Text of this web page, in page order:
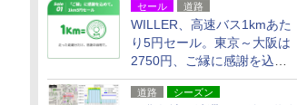
セール 道路
WILLER、高速バス1kmあた
り5円セール。東京～大阪は
2750円、ご縁に感謝を込め
た20周年記念キャンペーン
道路 シーズン